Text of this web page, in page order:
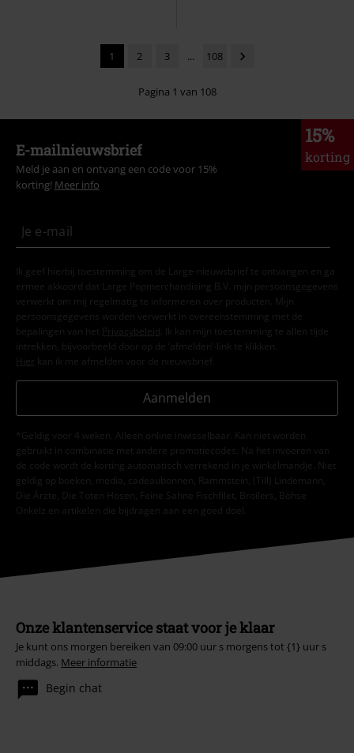
1 2 3 ... 108
Pagina 1 van 108
15%
korting
E-mailnieuwsbrief
Meld je aan en ontvang een code voor 15%
korting! Meer info
Ik geef hierbij toestemming om de Large-nieuwsbrief te ontvangen en ga
ermee akkoord dat Large Popmerchandising B.V. mijn persoonsgegevens
verwerkt om mij regelmatig te informeren over producten. Mijn
persoonsgegevens worden verwerkt in overeenstemming met de
bepalingen van het
Privacybeleid . Ik kan mijn toestemming te allen tijde
intrekken, bijvoorbeeld door op de ‘afmelden’-link te klikken.
Hier kan ik me afmelden voor de nieuwsbrief.
Aanmelden
*Geldig voor 4 weken. Alleen online inwisselbaar. Kan niet worden
gebruikt in combinatie met andere promotiecodes. Na het invoeren van
de code wordt de korting automatisch verrekend in je winkelmandje. Niet
geldig op boeken, media, cadeaubonnen, Rammstein, (Till) Lindemann,
Die Ärzte, Die Toten Hosen, Feine Sahne Fischfilet, Broilers, Böhse
Onkelz en artikelen die bijdragen aan een goed doel.
Onze klantenservice staat voor je klaar
Je kunt ons morgen bereiken van 09:00 uur s morgens tot {1} uur s
middags. Meer informatie
Begin chat